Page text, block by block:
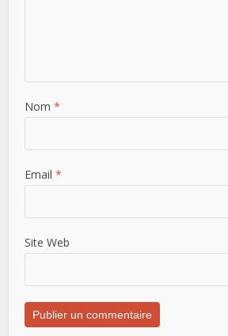
Nom *
Email *
Site Web